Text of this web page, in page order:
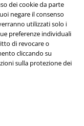
dei cookie da parte
negare il consenso
utilizzati solo i
preferenze individuali
di revocare o
cliccando su
sulla protezione dei